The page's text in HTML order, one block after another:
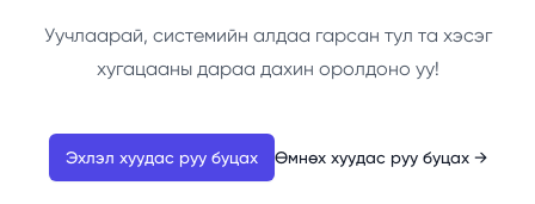
Уучлаарай, системийн алдаа гарсан тул та хэсэг
хугацааны дараа дахин оролдоно уу!
Эхлэл хуудас руу буцах Өмнөх хуудас руу буцах →